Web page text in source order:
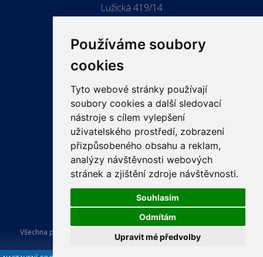
Používáme soubory
cookies
Tyto webové stránky používají
soubory cookies a další sledovací
nástroje s cílem vylepšení
uživatelského prostředí, zobrazení
přizpůsobeného obsahu a reklam,
analýzy návštěvnosti webových
stránek a zjištění zdroje návštěvnosti.
Souhlasím
Odmítám
Upravit mé předvolby
Lužická 419/14
ODKAZY
PRO LÉKAŘE
PRO VEŘEJNOST
VZDĚLÁVÁNÍ
Všechna práva vyhrazena Česká lékařská komora. Tvorba a provoz
ISSA CZECH s.r.o..